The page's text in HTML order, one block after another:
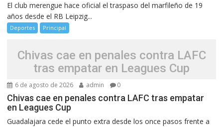
El club merengue hace oficial el traspaso del marfileño de 19
años desde el RB Leipzig...
Deportes Principal
Chivas cae en penales contra LAFC
tras empatar en Leagues Cup
6 de agosto de 2026 admin 0
Chivas cae en penales contra LAFC tras empatar
en Leagues Cup
Guadalajara cede el punto extra desde los once pasos frente a